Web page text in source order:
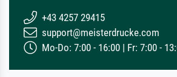
+43 4257 29415
support@meisterdrucke.com
Mo-Do: 7:00 - 16:00 | Fr: 7:00 -